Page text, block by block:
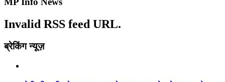
Invalid RSS feed URL.
ब्रेकिंग न्यूज़